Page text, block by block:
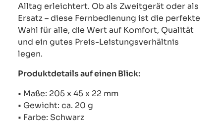
Alltag erleichtert. Ob als Zweitgerät oder als
Ersatz – diese Fernbedienung ist die perfekte
Wahl für alle, die Wert auf Komfort, Qualität
und ein gutes Preis-Leistungsverhältnis
legen.
Produktdetails auf einen Blick:
• Maße: 205 x 45 x 22 mm
• Gewicht: ca. 20 g
• Farbe: Schwarz